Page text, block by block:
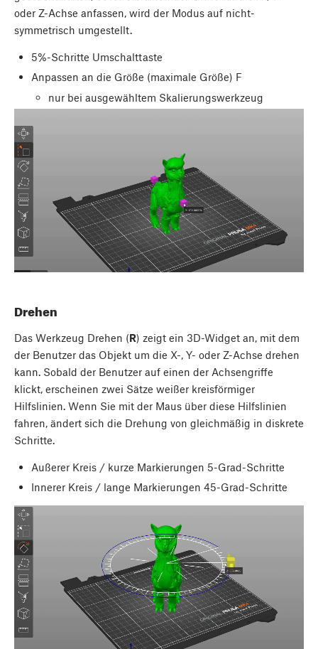
oder Z-Achse anfassen, wird der Modus auf nicht-
symmetrisch umgestellt.
5%-Schritte Umschalttaste
Anpassen an die Größe (maximale Größe) F
nur bei ausgewähltem Skalierungswerkzeug
Drehen
Das Werkzeug Drehen (R) zeigt ein 3D-Widget an, mit dem
der Benutzer das Objekt um die X-, Y- oder Z-Achse drehen
kann. Sobald der Benutzer auf einen der Achsengriffe
klickt, erscheinen zwei Sätze weißer kreisförmiger
Hilfslinien. Wenn Sie mit der Maus über diese Hilfslinien
fahren, ändert sich die Drehung von gleichmäßig in diskrete
Schritte.
Außerer Kreis / kurze Markierungen 5-Grad-Schritte
Innerer Kreis / lange Markierungen 45-Grad-Schritte